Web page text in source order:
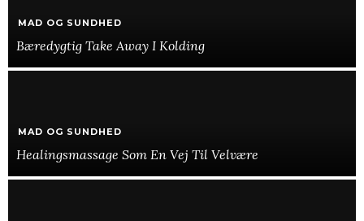
MAD OG SUNDHED
Bæredygtig Take Away I Kolding
MAD OG SUNDHED
Healingsmassage Som En Vej Til Velvære